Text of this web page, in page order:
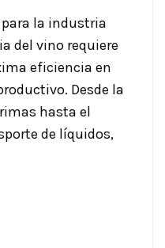
para la industria
del vino requiere
eficiencia en
Desde la
hasta el
de líquidos,